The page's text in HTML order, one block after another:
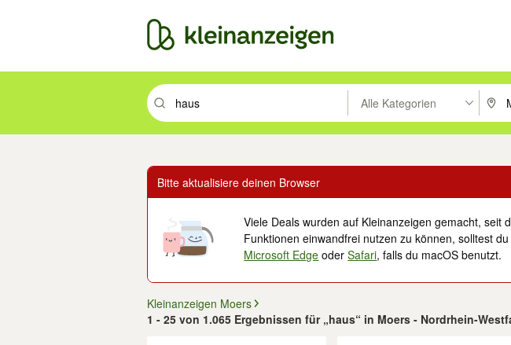
Suchbegriff eingeben. Eingabetaste drücken um zu suchen, oder
Alle Kategorien PLZ
Bitte aktualisiere deinen Browser
Viele Deals wurden auf Kleinanzeigen gemacht, seit
Funktionen einwandfrei nutzen zu können, solltest
Microsoft Edge oderSafari, falls du macOS benutzt.
Kleinanzeigen Moers
1 - 25 von 1.065 Ergebnissen für „haus“ in Moers - Nordrhein-